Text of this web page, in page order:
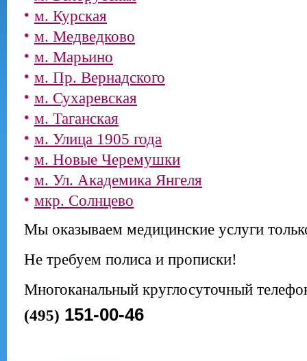
м. Курская
м. Медведково
м. Марьино
м. Пр. Вернадского
м. Сухаревская
м. Таганская
м. Улица 1905 года
м. Новые Черемушки
м. Ул. Академика Янгеля
мкр. Солнцево
Мы оказываем медицинские услуги
Не требуем полиса и прописки!
Многоканальный круглосуточный
(495) 151-00-46